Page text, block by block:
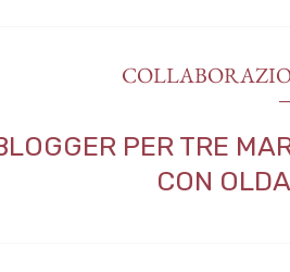
PER TRE
CON